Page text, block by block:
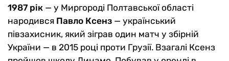
1987 рік — у Миргороді Полтавської області
народився Павло Ксенз — український
півзахисник, який зіграв один матч у збірній
України — в 2015 році проти Грузії. Взагалі Ксенз